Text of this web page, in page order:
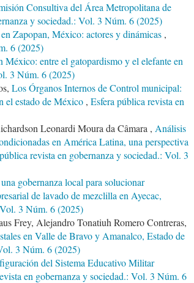
Consultiva del Área Metropolitana de
y sociedad.: Vol. 3 Núm. 6 (2025)
Zapopan, México: actores y dinámicas ,
6 (2025)
entre el gatopardismo y el elefante en
3 Núm. 6 (2025)
Los Órganos Internos de Control municipal:
el estado de México , Esfera pública revista en
Leonardi Moura da Câmara , Análisis
en América Latina, una perspectiva
revista en gobernanza y sociedad.: Vol. 3
gobernanza local para solucionar
de lavado de mezclilla en Ayecac,
3 Núm. 6 (2025)
Frey, Alejandro Tonatiuh Romero Contreras,
en Valle de Bravo y Amanalco, Estado de
3 Núm. 6 (2025)
del Sistema Educativo Militar
en gobernanza y sociedad.: Vol. 3 Núm. 6